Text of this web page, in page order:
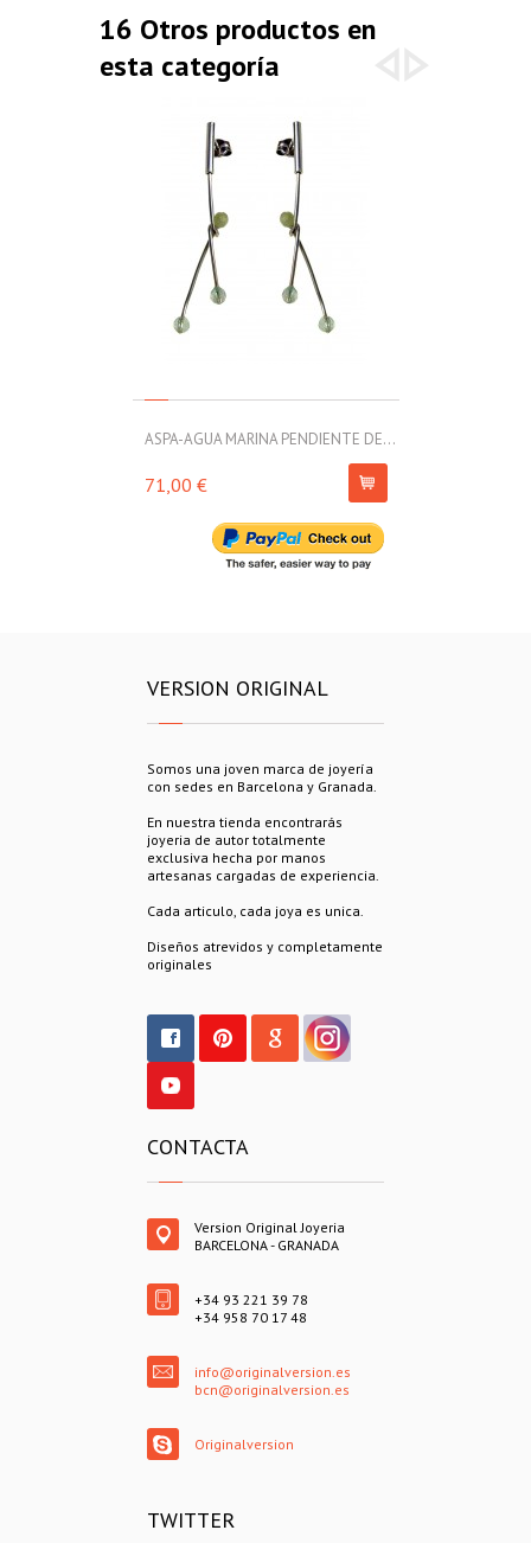
16 Otros productos en
esta categoría
ASPA-AGUA MARINA PENDIENTE DE...
71,00 €
VERSION ORIGINAL
Somos una joven marca de joyería
con sedes en Barcelona y Granada.
En nuestra tienda encontrarás
joyeria de autor totalmente
exclusiva hecha por manos
artesanas cargadas de experiencia.
Cada articulo, cada joya es unica.
Diseños atrevidos y completamente
originales
CONTACTA
Version Original Joyeria
BARCELONA - GRANADA
+34 93 221 39 78
+34 958 70 17 48
info@originalversion.es
bcn@originalversion.es
Originalversion
TWITTER